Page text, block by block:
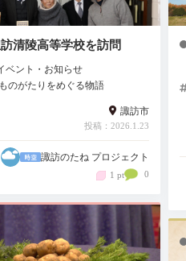
清陵高等学校を訪問
ベント・お知らせ
ものがたりをめぐる物語
諏訪市
投稿：2026.1.23
諏訪のたね プロジェクト
1 pt 0